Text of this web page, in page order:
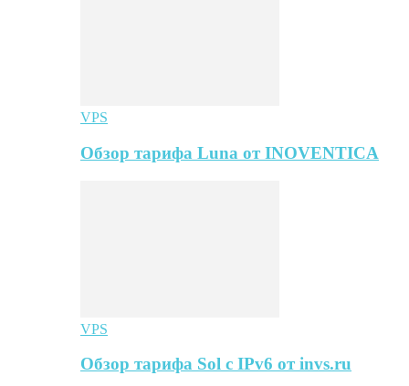
VPS
Обзор тарифа Luna от INOVENTICA
VPS
Обзор тарифа Sol с IPv6 от invs.ru